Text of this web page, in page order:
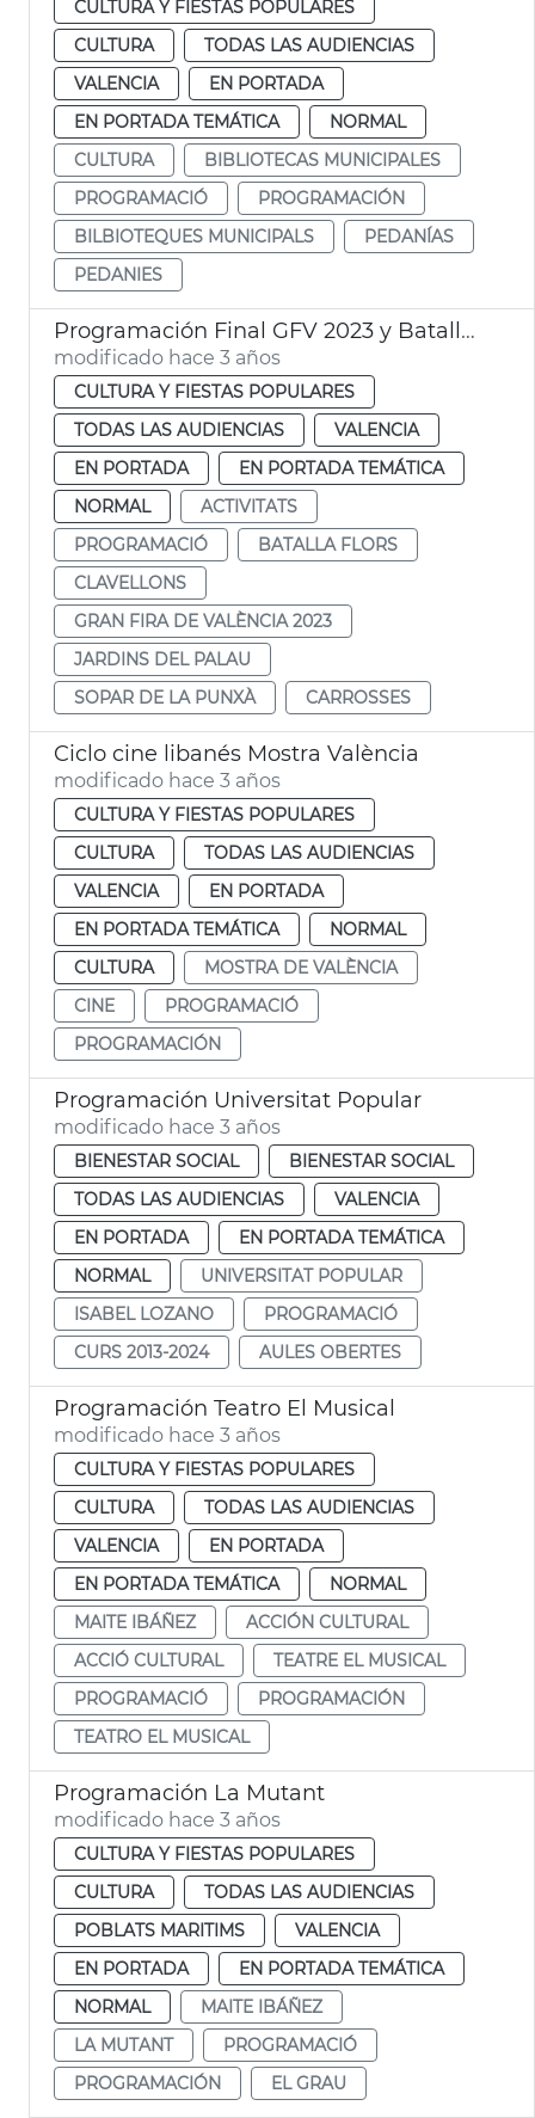
CULTURA Y FIESTAS POPULARES
CULTURA
TODAS LAS AUDIENCIAS
VALENCIA
EN PORTADA
EN PORTADA TEMÁTICA
NORMAL
CULTURA
BIBLIOTECAS MUNICIPALES
PROGRAMACIÓ
PROGRAMACIÓN
BILBIOTEQUES MUNICIPALS
PEDANÍAS
PEDANIES
Programación Final GFV 2023 y Batalla de Flores
modificado hace 3 años
CULTURA Y FIESTAS POPULARES
TODAS LAS AUDIENCIAS
VALENCIA
EN PORTADA
EN PORTADA TEMÁTICA
NORMAL
ACTIVITATS
PROGRAMACIÓ
BATALLA FLORS
CLAVELLONS
GRAN FIRA DE VALÈNCIA 2023
JARDINS DEL PALAU
SOPAR DE LA PUNXÀ
CARROSSES
Ciclo cine libanés Mostra València
modificado hace 3 años
CULTURA Y FIESTAS POPULARES
CULTURA
TODAS LAS AUDIENCIAS
VALENCIA
EN PORTADA
EN PORTADA TEMÁTICA
NORMAL
CULTURA
MOSTRA DE VALÈNCIA
CINE
PROGRAMACIÓ
PROGRAMACIÓN
Programación Universitat Popular
modificado hace 3 años
BIENESTAR SOCIAL
BIENESTAR SOCIAL
TODAS LAS AUDIENCIAS
VALENCIA
EN PORTADA
EN PORTADA TEMÁTICA
NORMAL
UNIVERSITAT POPULAR
ISABEL LOZANO
PROGRAMACIÓ
CURS 2013-2024
AULES OBERTES
Programación Teatro El Musical
modificado hace 3 años
CULTURA Y FIESTAS POPULARES
CULTURA
TODAS LAS AUDIENCIAS
VALENCIA
EN PORTADA
EN PORTADA TEMÁTICA
NORMAL
MAITE IBÁÑEZ
ACCIÓN CULTURAL
ACCIÓ CULTURAL
TEATRE EL MUSICAL
PROGRAMACIÓ
PROGRAMACIÓN
TEATRO EL MUSICAL
Programación La Mutant
modificado hace 3 años
CULTURA Y FIESTAS POPULARES
CULTURA
TODAS LAS AUDIENCIAS
POBLATS MARITIMS
VALENCIA
EN PORTADA
EN PORTADA TEMÁTICA
NORMAL
MAITE IBÁÑEZ
LA MUTANT
PROGRAMACIÓ
PROGRAMACIÓN
EL GRAU